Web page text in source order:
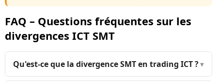
FAQ – Questions fréquentes sur les
divergences ICT SMT
Qu'est-ce que la divergence SMT en trading ICT ?▾